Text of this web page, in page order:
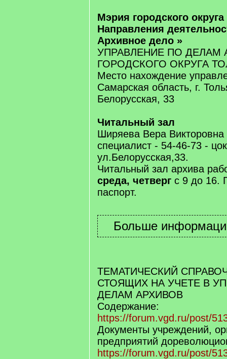
Мэрия городского
Направления
Архивное дело »
УПРАВЛЕНИЕ ПО ДЕЛАМ
ГОРОДСКОГО ОКРУГА
Место нахождение
Самарская область, г.
Белорусская, 33
Читальный зал
Ширяева Вера
специалист - 54-46-73 -
ул.Белорусская,33.
Читальный зал архива
среда, четверг с 9 до 16.
паспорт.
ТЕМАТИЧЕСКИЙ
СТОЯЩИХ НА УЧЕТЕ В
ДЕЛАМ АРХИВОВ
Содержание:
https://forum.vgd.ru/post/
Документы учреждений,
предприятий
https://forum.vgd.ru/post/